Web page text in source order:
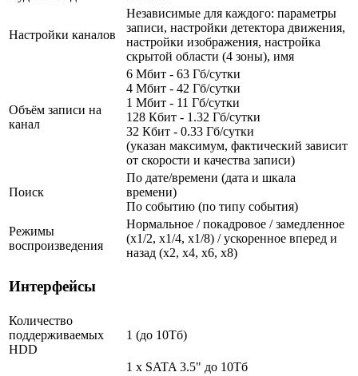
Настройки каналов
Независимые для каждого: параметры
записи, настройки детектора движения,
настройки изображения, настройка
скрытой области (4 зоны), имя
Объём записи на
канал
6 Мбит - 63 Гб/сутки
4 Мбит - 42 Гб/сутки
1 Мбит - 11 Гб/сутки
128 Кбит - 1.32 Гб/сутки
32 Кбит - 0.33 Гб/сутки
(указан максимум, фактический зависит
от скорости и качества записи)
Поиск
По дате/времени (дата и шкала
времени)
По событию (по типу события)
Режимы
воспроизведения
Нормальное / покадровое / замедленное
(х1/2, х1/4, х1/8) / ускоренное вперед и
назад (х2, х4, х6, х8)
Интерфейсы
Количество
поддерживаемых
HDD
1 (до 10Тб)
1 x SATA 3.5" до 10Тб